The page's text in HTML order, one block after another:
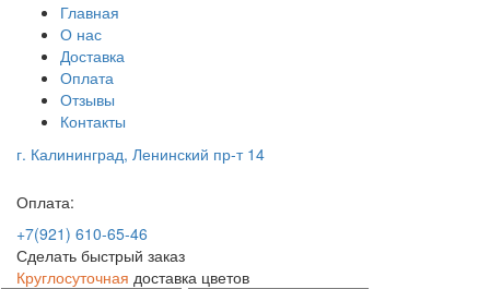
Главная
О нас
Доставка
Оплата
Отзывы
Контакты
г. Калининград, Ленинский пр-т 14
Оплата:
+7(921) 610-65-46
Сделать быстрый заказ
Круглосуточная доставка цветов